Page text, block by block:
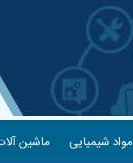
مواد شیمیایی ماشین